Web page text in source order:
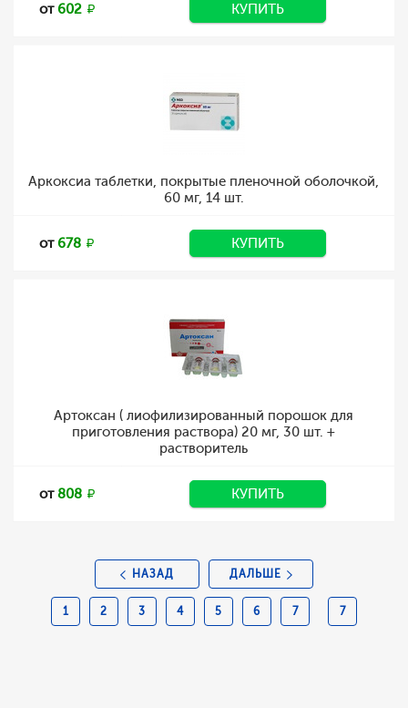
от602 КУПИТЬ
Аркоксиа таблетки, покрытые пленочной оболочкой,
60 мг, 14 шт.
от678 КУПИТЬ
Артоксан ( лиофилизированный порошок для
приготовления раствора) 20 мг, 30 шт. +
растворитель
от808 КУПИТЬ
НАЗАД
1 2 3 4 5 6 7 7
ДАЛЬШЕ